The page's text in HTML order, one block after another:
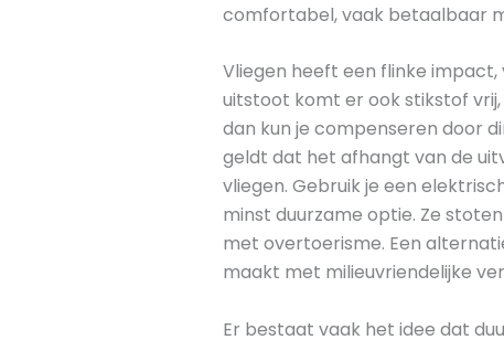
comfortabel, vaak betaalbaar
Vliegen heeft een flinke
uitstoot komt er ook stikstof
dan kun je compenseren door
geldt dat het afhangt van de
vliegen. Gebruik je een
minst duurzame optie. Ze
met overtoerisme. Een
maakt met milieuvriendelijke
Er bestaat vaak het idee dat